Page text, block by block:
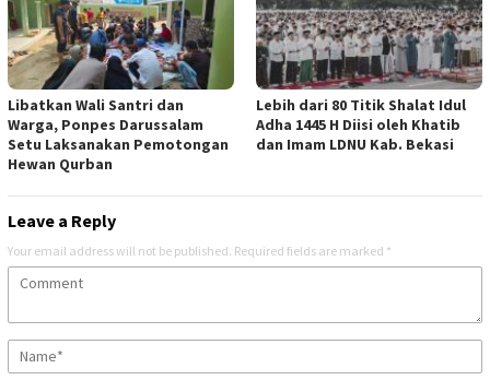
Libatkan Wali Santri dan
Warga, Ponpes Darussalam
Setu Laksanakan Pemotongan
Hewan Qurban
Lebih dari 80 Titik Shalat Idul
Adha 1445 H Diisi oleh Khatib
dan Imam LDNU Kab. Bekasi
Leave a Reply
Your email address will not be published. Required fields are marked *